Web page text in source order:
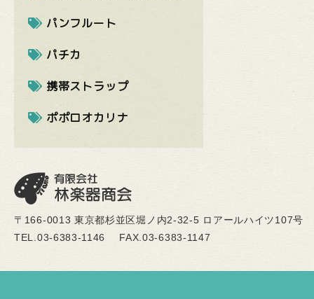
パンフルート
パチカ
携帯ストラップ
ポポロオカリナ
〒166-0013 東京都杉並区堀ノ内2-32-5 ロアールハイツ107号
TEL.03-6383-1146
FAX.03-6383-1147